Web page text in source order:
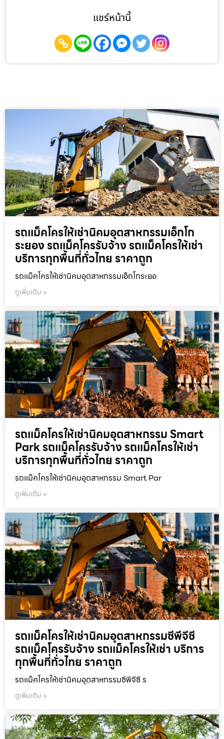
แชร์หน้านี้
รถแม็คโครให้เช่านิคมอุตสาหกรรมเอ็กโก
ระยอง รถแม็คโครรับจ้าง รถแม็คโครให้เช่า
บริการทุกพื้นที่ทั่วไทย ราคาถูก
รถแม็คโครให้เช่านิคมอุตสาหกรรมเอ็กโกระยอ
ดูเพิ่มเติม »
รถแม็คโครให้เช่านิคมอุตสาหกรรม Smart
Park รถแม็คโครรับจ้าง รถแม็คโครให้เช่า
บริการทุกพื้นที่ทั่วไทย ราคาถูก
รถแม็คโครให้เช่านิคมอุตสาหกรรม Smart Par
ดูเพิ่มเติม »
รถแม็คโครให้เช่านิคมอุตสาหกรรมซีพีจีซี
รถแม็คโครรับจ้าง รถแม็คโครให้เช่า บริการ
ทุกพื้นที่ทั่วไทย ราคาถูก
รถแม็คโครให้เช่านิคมอุตสาหกรรมซีพีจีซี ร
ดูเพิ่มเติม »